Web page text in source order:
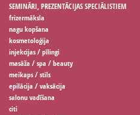
SEMINĀRI, PREZENTĀCIJAS SPECIĀLISTIEM
frizermāksla
nagu kopšana
kosmetoloģija
injekcijas / pīlingi
masāža / spa / beauty
meikaps / stils
epilācija / vaksācija
salonu vadīšana
citi